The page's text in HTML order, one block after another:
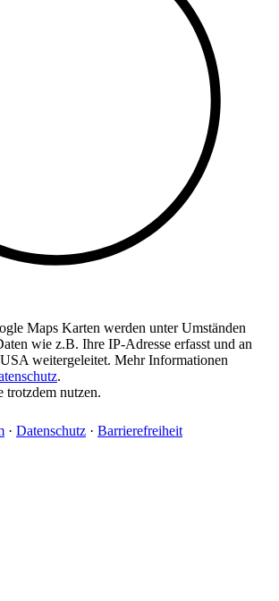
Maps Karten werden unter Umständen
wie z.B. Ihre IP-Adresse erfasst und an
weitergeleitet. Mehr Informationen
.
trotzdem nutzen.
· Datenschutz · Barrierefreiheit